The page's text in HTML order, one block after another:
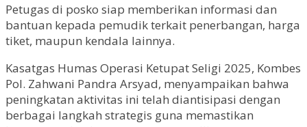
Petugas di posko siap memberikan informasi dan
bantuan kepada pemudik terkait penerbangan, harga
tiket, maupun kendala lainnya.
Kasatgas Humas Operasi Ketupat Seligi 2025, Kombes
Pol. Zahwani Pandra Arsyad, menyampaikan bahwa
peningkatan aktivitas ini telah diantisipasi dengan
berbagai langkah strategis guna memastikan